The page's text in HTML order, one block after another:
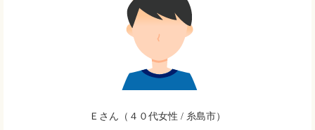
Ｅさん（４０代女性 / 糸島市）